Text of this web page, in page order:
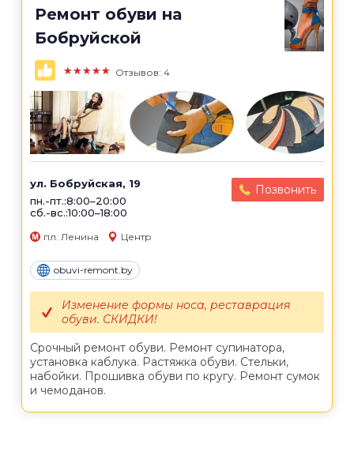
Ремонт обуви на
Бобруйской
★★★★★ Отзывов: 4
ул. Бобруйская, 19
пн.-пт.:8:00–20:00
сб.-вс.:10:00–18:00
Позвонить
пл. Ленина Центр
obuvi-remont.by
Срочный ремонт обуви. Ремонт супинатора,
установка каблука. Растяжка обуви. Стельки,
набойки. Прошивка обуви по кругу. Ремонт сумок
и чемоданов.
Изменение формы носа, реставрация
обуви. СКИДКИ!